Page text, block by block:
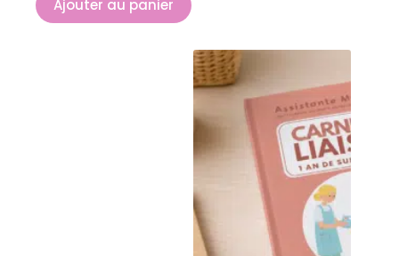
Ajouter au panier